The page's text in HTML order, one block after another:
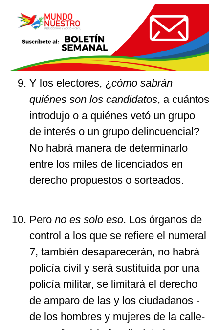
Y los electores, ¿cómo sabrán
quiénes son los candidatos, a cuántos
introdujo o a quiénes vetó un grupo
de interés o un grupo delincuencial?
No habrá manera de determinarlo
entre los miles de licenciados en
derecho propuestos o sorteados.
Pero no es solo eso. Los órganos de
control a los que se refiere el numeral
7, también desaparecerán, no habrá
policía civil y será sustituida por una
policía militar, se limitará el derecho
de amparo de las y los ciudadanos -
de los hombres y mujeres de la calle-